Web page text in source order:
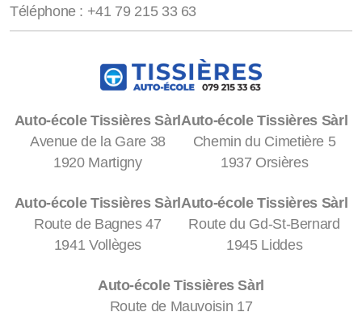
Téléphone : +41 79 215 33 63
Auto-école Tissières Sàrl
Avenue de la Gare 38
1920 Martigny
Auto-école Tissières Sàrl
Chemin du Cimetière 5
1937 Orsières
Auto-école Tissières Sàrl
Route de Bagnes 47
1941 Vollèges
Auto-école Tissières Sàrl
Route du Gd-St-Bernard
1945 Liddes
Auto-école Tissières Sàrl
Route de Mauvoisin 17